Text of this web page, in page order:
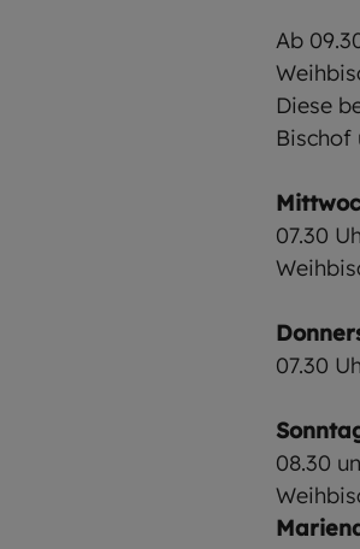
Ab
Diese
Bischof
07.30
07.30
08.30